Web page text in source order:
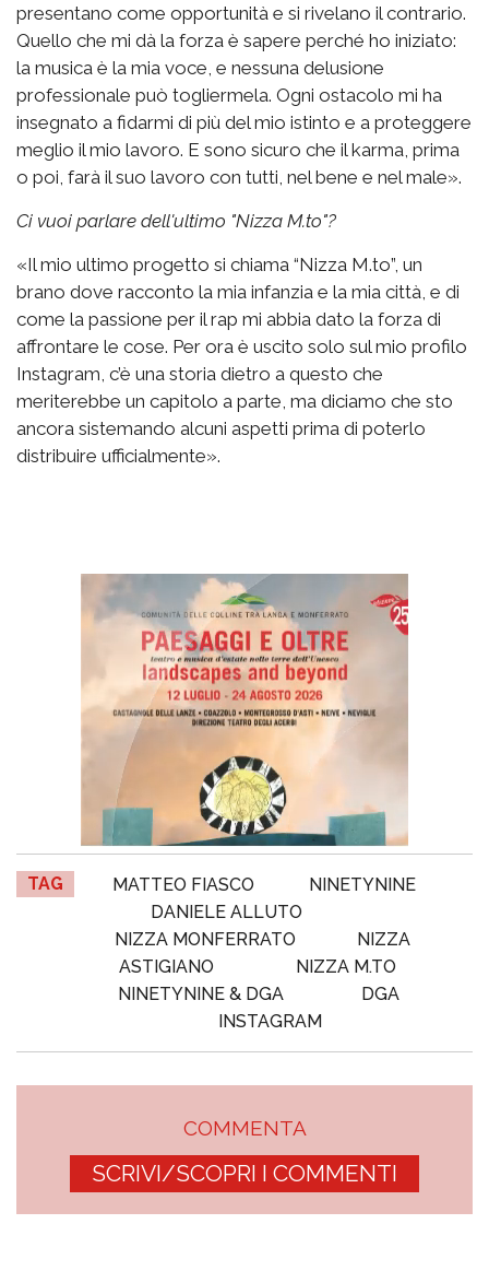
presentano come opportunità e si rivelano il contrario.
Quello che mi dà la forza è sapere perché ho iniziato:
la musica è la mia voce, e nessuna delusione
professionale può togliermela. Ogni ostacolo mi ha
insegnato a fidarmi di più del mio istinto e a proteggere
meglio il mio lavoro. E sono sicuro che il karma, prima
o poi, farà il suo lavoro con tutti, nel bene e nel male».
Ci vuoi parlare dell'ultimo "Nizza M.to"?
«Il mio ultimo progetto si chiama “Nizza M.to”, un
brano dove racconto la mia infanzia e la mia città, e di
come la passione per il rap mi abbia dato la forza di
affrontare le cose. Per ora è uscito solo sul mio profilo
Instagram, c’è una storia dietro a questo che
meriterebbe un capitolo a parte, ma diciamo che sto
ancora sistemando alcuni aspetti prima di poterlo
distribuire ufficialmente».
TAG MATTEO FIASCO
NINETYNINE
DANIELE ALLUTO
NIZZA MONFERRATO
NIZZA
ASTIGIANO
NIZZA M.TO
NINETYNINE & DGA
DGA
INSTAGRAM
COMMENTA
SCRIVI/SCOPRI I COMMENTI